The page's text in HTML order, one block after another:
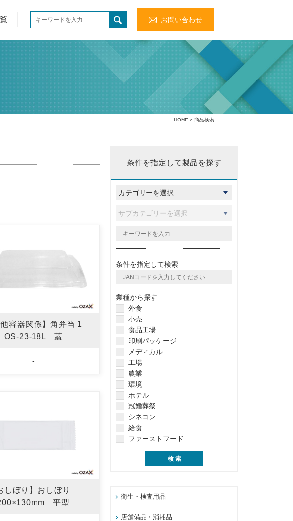
お問い合わせ
HOME > 商品検索
他容器関係】角弁当 1
OS-23-18L 蓋
-
しぼり】おしぼり
平型
条件を指定して製品を探す
条件を指定して検索
業種から探す
外食
小売
食品工場
印刷パッケージ
メディカル
工場
農業
環境
ホテル
冠婚葬祭
シネコン
給食
ファーストフード
衛生・検査用品
店舗備品・消耗品